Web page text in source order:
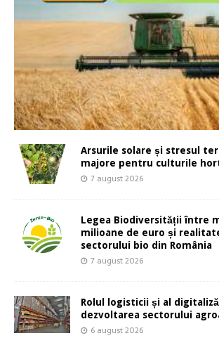
Arsurile solare și stresul
majore pentru culturile
7 august 2026
Legea Biodiversității între
milioane de euro și
sectorului bio din România
7 august 2026
Rolul logisticii și al
dezvoltarea sectorului
6 august 2026